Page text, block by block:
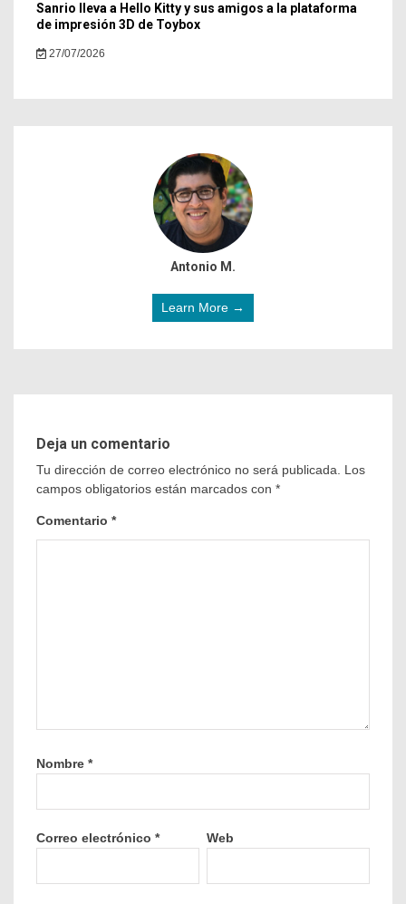
Sanrio lleva a Hello Kitty y sus amigos a la plataforma
de impresión 3D de Toybox
27/07/2026
Antonio M.
Learn More →
Deja un comentario
Tu dirección de correo electrónico no será publicada.
Los
campos obligatorios están marcados con *
Comentario *
Nombre *
Correo electrónico * Web